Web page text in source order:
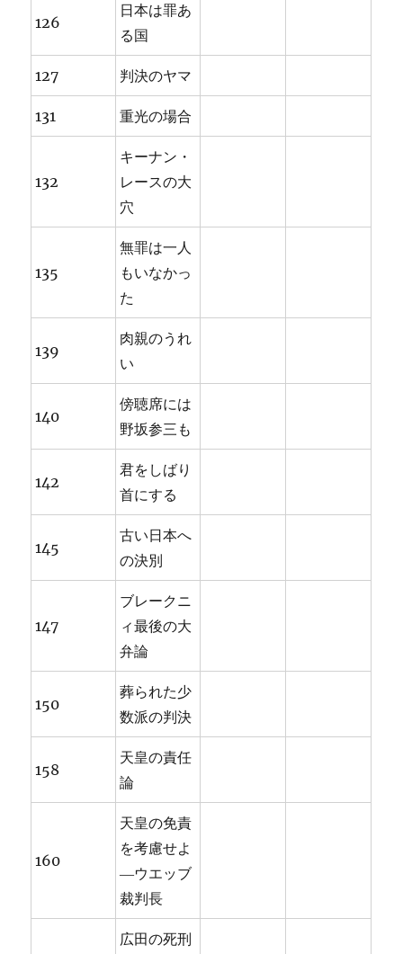
126
日本は罪あ
る国
127 判決のヤマ
131 重光の場合
132
キーナン・
レースの大
穴
135
無罪は一人
もいなかっ
た
139
肉親のうれ
い
140
傍聴席には
野坂参三も
142
君をしばり
首にする
145
古い日本へ
の決別
147
ブレークニ
ィ最後の大
弁論
150
葬られた少
数派の判決
158
天皇の責任
論
160
天皇の免責
を考慮せよ
―ウエッブ
裁判長
広田の死刑